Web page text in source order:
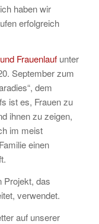
haben wir
erfolgreich
Frauenlaufunter
September zum
dem
ist es, Frauen zu
ihnen zu zeigen,
im meist
einen
Projekt, das
verwendet.
auf unserer